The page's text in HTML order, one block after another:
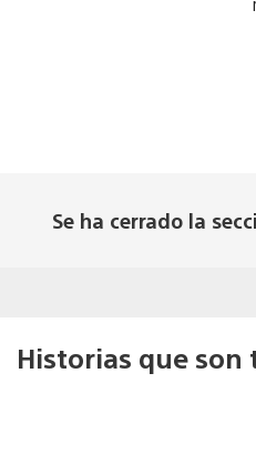
Se ha cerrado la
Historias que son